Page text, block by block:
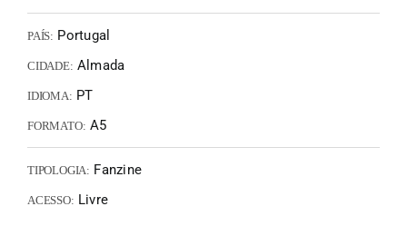
PAÍS: Portugal
CIDADE: Almada
IDIOMA: PT
FORMATO: A5
TIPOLOGIA: Fanzine
ACESSO: Livre